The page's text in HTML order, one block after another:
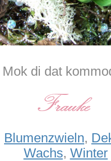
Mok di dat
Blumenzwieln,
Wachs, Winter